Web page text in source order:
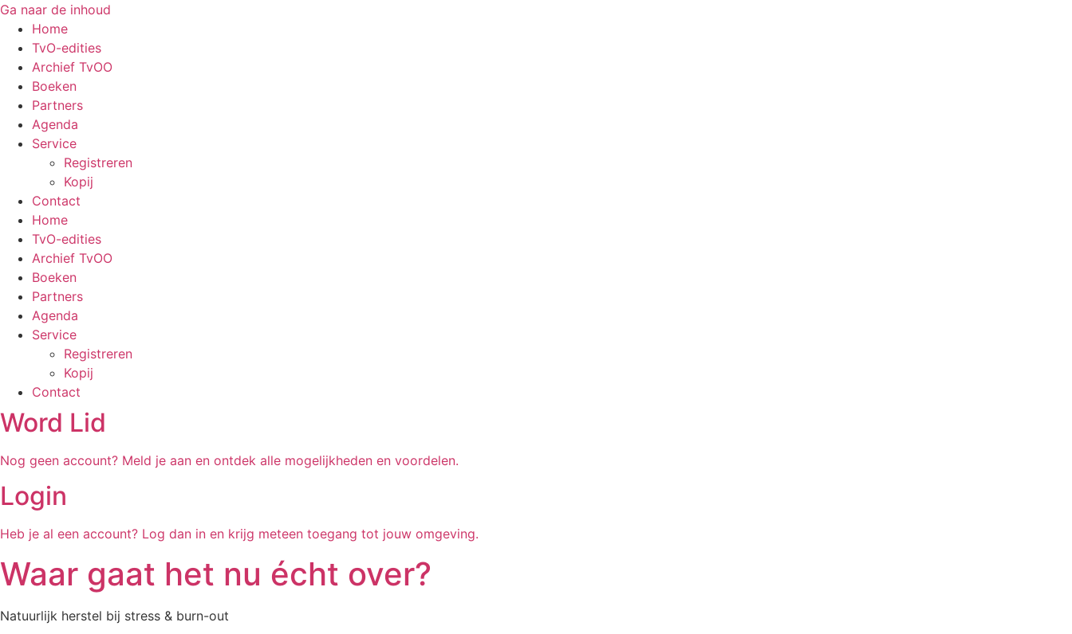
Ga naar de inhoud
Home
TvO-edities
Archief TvOO
Boeken
Partners
Agenda
Service
Registreren
Kopij
Contact
Home
TvO-edities
Archief TvOO
Boeken
Partners
Agenda
Service
Registreren
Kopij
Contact
Word Lid
Nog geen account? Meld je aan en ontdek alle mogelijkheden en voordelen.
Login
Heb je al een account? Log dan in en krijg meteen toegang tot jouw omgeving.
Waar gaat het nu écht over?
Natuurlijk herstel bij stress & burn-out